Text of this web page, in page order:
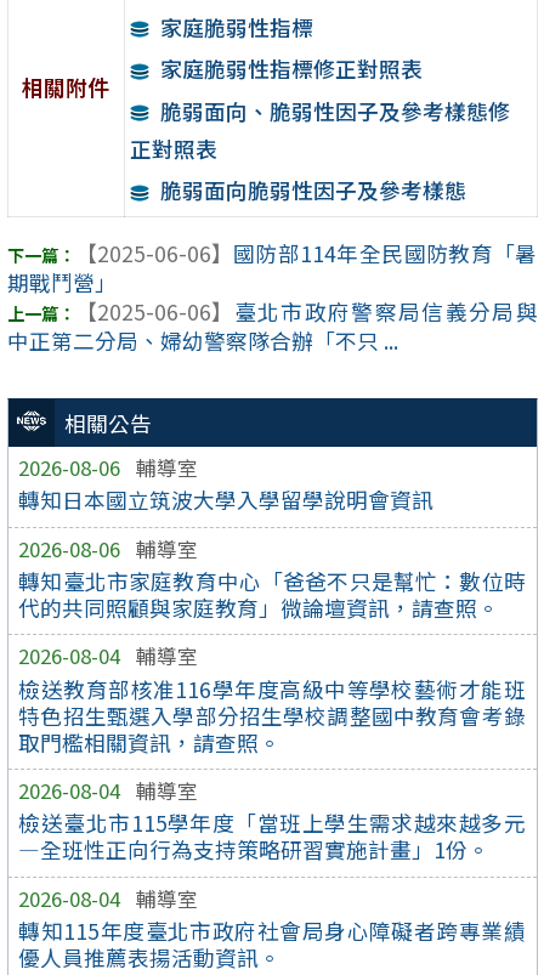
相關公告
2026-08-06 輔導室
轉知日本國立筑波大學入學留學說明會資訊
2026-08-06 輔導室
轉知臺北市家庭教育中心「爸爸不只是幫忙：數位時
代的共同照顧與家庭教育」微論壇資訊，請查照。
2026-08-04 輔導室
檢送教育部核准116學年度高級中等學校藝術才能班
特色招生甄選入學部分招生學校調整國中教育會考錄
取門檻相關資訊，請查照。
2026-08-04 輔導室
檢送臺北市115學年度「當班上學生需求越來越多元
—全班性正向行為支持策略研習實施計畫」1份。
2026-08-04 輔導室
轉知115年度臺北市政府社會局身心障礙者跨專業績
優人員推薦表揚活動資訊。
相關附件
家庭脆弱性指標
家庭脆弱性指標修正對照表
脆弱面向、脆弱性因子及參考樣態修
正對照表
脆弱面向脆弱性因子及參考樣態
【2025-06-06】 國防部114年全民國防教育「暑
期戰鬥營」
【2025-06-06】 臺北市政府警察局信義分局與
中正第二分局、婦幼警察隊合辦「不只 ...